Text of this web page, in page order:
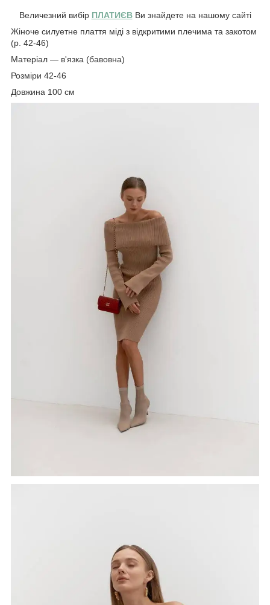
Величезний вибір ПЛАТИЄВВи знайдете на нашому сайті
Жіноче силуетне плаття міді з відкритими плечима та закотом
(р. 42-46)
Матеріал — в'язка (бавовна)
Розміри 42-46
Довжина 100 см